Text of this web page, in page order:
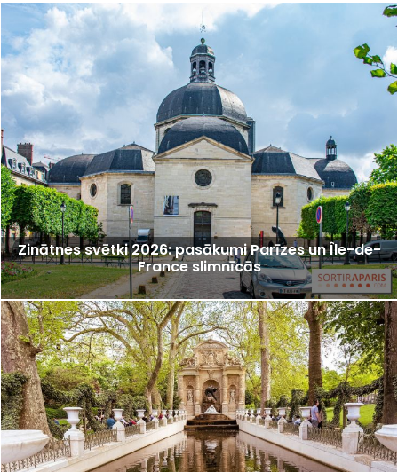
Zinātnes svētki 2026: pasākumi Parīzes un Île-de-
France slimnīcās